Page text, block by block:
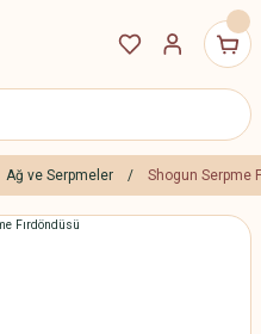
Ağ ve Serpmeler Shogun Serpme